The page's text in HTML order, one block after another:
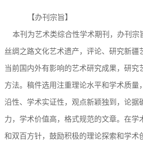
【办刊宗旨】
本刊为艺术类综合性学术期刊，办刊宗
丝绸之路文化艺术遗产，评论、研究新疆
当前国内外有影响的艺术研究成果，研究
方法。稿件选用注重理论水平和学术质量
沿性、学术实证性，观点新颖独到，论据
力，学术价值高，格式规范的文章。在学
和双百方针，鼓励积极的理论探索和学术